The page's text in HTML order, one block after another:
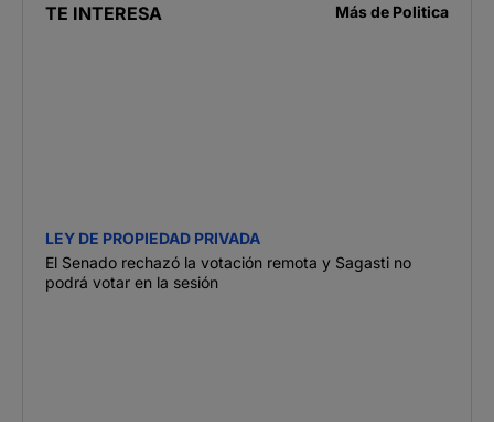
TE INTERESA Más de Politica
LEY DE PROPIEDAD PRIVADA
El Senado rechazó la votación remota y Sagasti no
podrá votar en la sesión